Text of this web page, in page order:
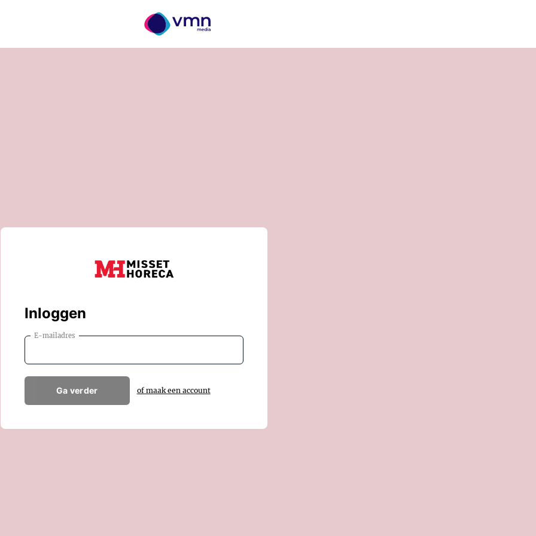
Inloggen
E-mailadres
Ga verder of maak een account